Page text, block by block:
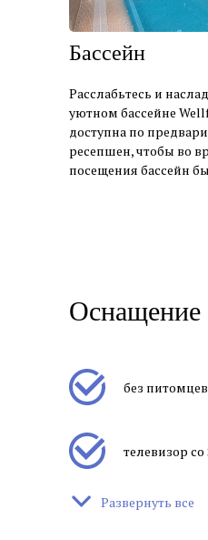
Бассейн
Расслабьтесь и
уютном бассейне
доступна по
ресепшен, чтобы во
посещения бассейн
Оснащение
без питомцев
телевизор
кондиционер
Развернуть все